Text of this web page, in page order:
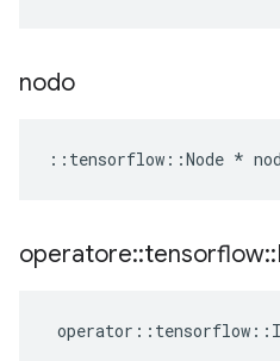
nodo
:: tensorflow ::Node *
operatore::tensorflow::
operator :: tensorflow ::